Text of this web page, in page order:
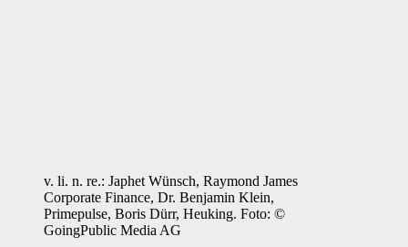
v. li. n. re.: Japhet Wünsch, Raymond James
Corporate Finance, Dr. Benjamin Klein,
Primepulse, Boris Dürr, Heuking. Foto: ©
GoingPublic Media AG